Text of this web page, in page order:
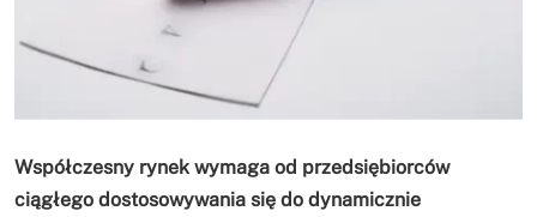
Współczesny rynek wymaga od przedsiębiorców
ciągłego dostosowywania się do dynamicznie